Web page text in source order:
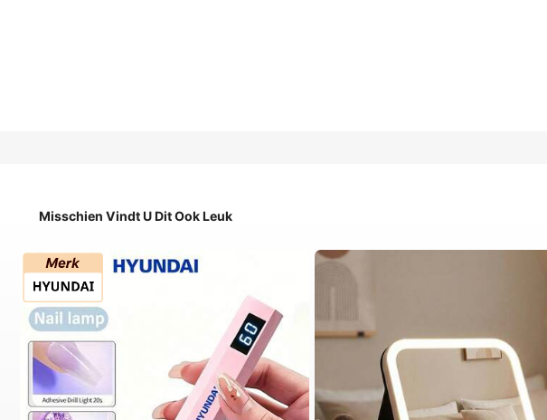
Misschien Vindt U Dit Ook Leuk